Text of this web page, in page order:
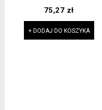
Cena
75,27 zł
+ DODAJ DO KOSZYKA